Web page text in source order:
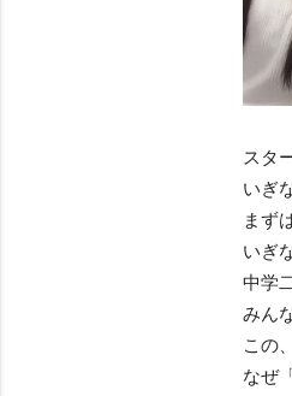
スタ
いぎ
まず
いぎ
中学
みん
この
なぜ